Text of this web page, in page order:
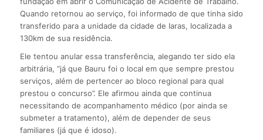
Quando retornou ao serviço, foi informado de que tinha sido
transferido para a unidade da cidade de Iaras, localizada a
130km de sua residência.
Ele tentou anular essa transferência, alegando ter sido ela
arbitrária, “já que Bauru foi o local em que sempre prestou
serviços, além de pertencer ao bloco regional para qual
prestou o concurso”. Ele afirmou ainda que continua
necessitando de acompanhamento médico (por ainda se
submeter a tratamento), além de depender de seus
familiares (já que é idoso).